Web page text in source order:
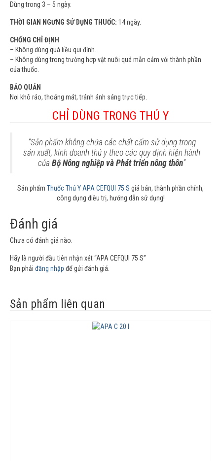
Dùng trong 3 – 5 ngày.
THỜI GIAN NGƯNG SỬ DỤNG THUỐC: 14 ngày.
CHỐNG CHỈ ĐỊNH
– Không dùng quá liều qui định.
– Không dùng trong trường hợp vật nuôi quá mẫn cảm với thành phần
của thuốc.
BẢO QUẢN
Nơi khô ráo, thoáng mát, tránh ánh sáng trực tiếp.
CHỈ DÙNG TRONG THÚ Y
“Sản phẩm không chứa các chất cấm sử dụng trong
sản xuất, kinh doanh thú y theo các quy định hiện hành
của Bộ Nông nghiệp và Phát triển nông thôn”
Sản phẩm Thuốc Thú Y APA CEFQUI 75 S giá bán, thành phần chính,
công dụng điều trị, hướng dẫn sử dụng!
Đánh giá
Chưa có đánh giá nào.
Hãy là người đầu tiên nhận xét “APA CEFQUI 75 S”
Bạn phải đăng nhập để gửi đánh giá.
Sản phẩm liên quan